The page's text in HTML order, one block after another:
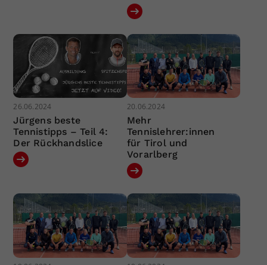
26.06.2024
Jürgens beste
Tennistipps – Teil 4:
Der Rückhandslice
20.06.2024
Mehr
Tennislehrer:innen
für Tirol und
Vorarlberg